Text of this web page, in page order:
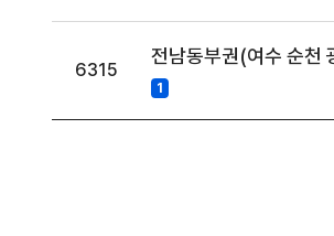
6315
전남동부권(여수 순천
1